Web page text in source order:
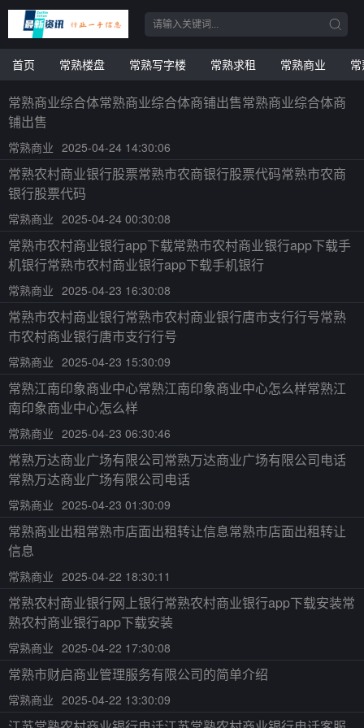
首页 常熟楼盘 常熟写字楼 常熟求租 常熟商业
常熟商业综合体常熟商业综合体商铺出售常熟商业综合体商
铺出售
常熟商业 2025-04-24 14:30:06
常熟农村商业银行股票常熟市农商银行股票代码常熟市农商
银行股票代码
常熟商业 2025-04-24 00:30:08
常熟市农村商业银行app下载常熟市农村商业银行app下载手
机银行常熟市农村商业银行app下载手机银行
常熟商业 2025-04-23 16:30:08
常熟市农村商业银行常熟市农村商业银行唐市支行行号常熟
市农村商业银行唐市支行行号
常熟商业 2025-04-23 15:30:09
常熟江南印象商业中心常熟江南印象商业中心怎么样常熟江
南印象商业中心怎么样
常熟商业 2025-04-23 06:30:46
常熟万达商业广场有限公司常熟万达商业广场有限公司电话
常熟万达商业广场有限公司电话
常熟商业 2025-04-23 01:30:09
常熟商业出租常熟市店面出租转让信息常熟市店面出租转让
信息
常熟商业 2025-04-22 18:30:11
常熟农村商业银行网上银行常熟农村商业银行app下载安装常
熟农村商业银行app下载安装
常熟商业 2025-04-22 17:30:08
常熟市财启商业管理服务有限公司的简单介绍
常熟商业 2025-04-22 13:30:09